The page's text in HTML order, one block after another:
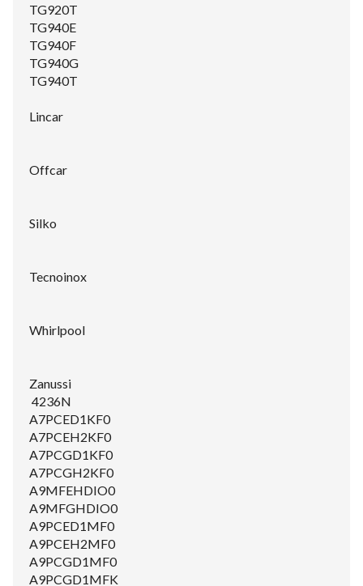
TG920T
TG940E
TG940F
TG940G
TG940T
Lincar
Offcar
Silko
Tecnoinox
Whirlpool
Zanussi
4236N
A7PCED1KF0
A7PCEH2KF0
A7PCGD1KF0
A7PCGH2KF0
A9MFEHDIO0
A9MFGHDIO0
A9PCED1MF0
A9PCEH2MF0
A9PCGD1MF0
A9PCGD1MFK